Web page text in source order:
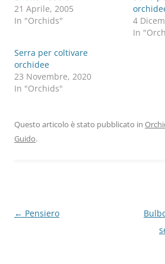
21 Aprile, 2005
In "Orchids"
4
In
Serra per coltivare
orchidee
23 Novembre, 2020
In "Orchids"
Questo articolo è stato pubblicato in
Guido.
Navigazione
← Pensiero